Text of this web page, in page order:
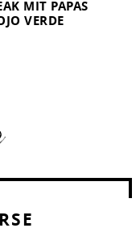
MIT PAPAS
VERDE